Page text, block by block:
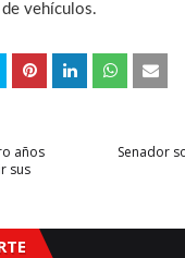
de vehículos.
Senador
años
sus